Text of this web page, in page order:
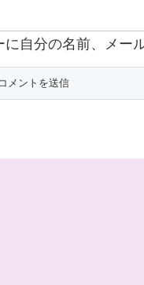
自分の名前、メー